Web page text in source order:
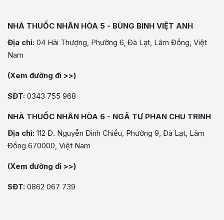
NHÀ THUỐC NHÂN HÒA 5 - BÙNG BINH VIỆT ANH
Địa chỉ: 04 Hải Thượng, Phường 6, Đà Lạt, Lâm Đồng, Việt
Nam
(Xem đường đi >>)
SĐT: 0343 755 968
NHÀ THUỐC NHÂN HÒA 6 - NGÃ TƯ PHAN CHU TRINH
Địa chỉ: 112 Đ. Nguyễn Đình Chiểu, Phường 9, Đà Lạt, Lâm
Đồng 670000, Việt Nam
(Xem đường đi >>)
SĐT: 0862 067 739